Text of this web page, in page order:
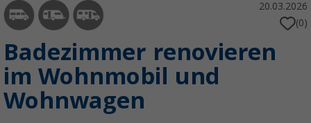
20.03.2026
(0)
Badezimmer renovieren
im Wohnmobil und
Wohnwagen